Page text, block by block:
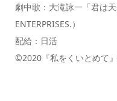
劇中歌：大滝詠一「君は
ENTERPRISES.）
配給：日活
©2020『私をくいとめて